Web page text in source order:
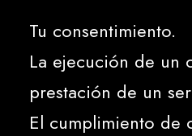
Tu consentimiento.
La ejecución de un
prestación de un
El cumplimiento de